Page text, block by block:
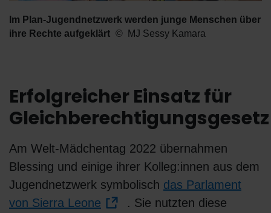
Im Plan-Jugendnetzwerk werden junge Menschen über
ihre Rechte aufgeklärt
MJ Sessy Kamara
Erfolgreicher Einsatz für
Gleichberechtigungsgesetz
Am Welt-Mädchentag 2022 übernahmen
Blessing und einige ihrer Kolleg:innen aus dem
Jugendnetzwerk symbolisch das Parlament
von Sierra Leone
. Sie nutzten diese